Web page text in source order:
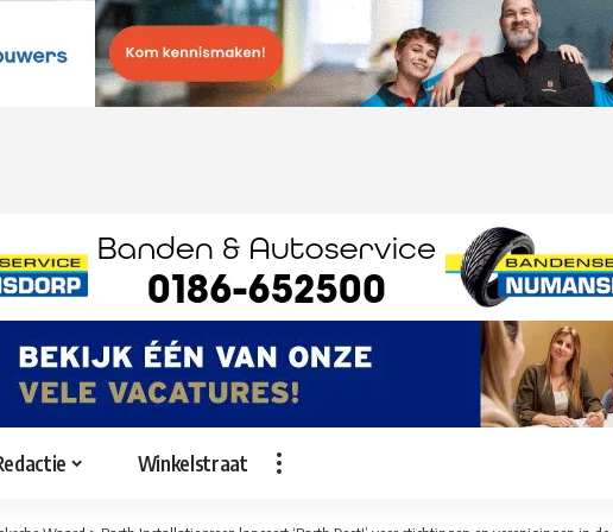
Winkelstraat